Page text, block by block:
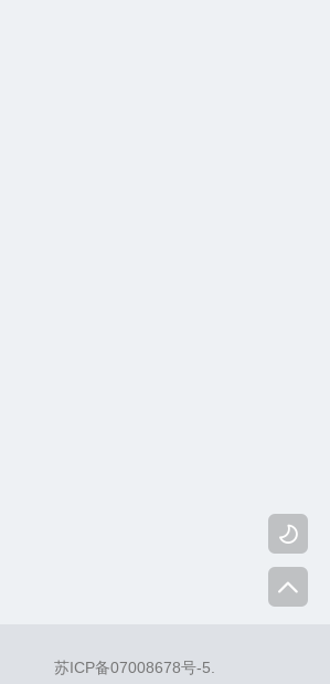


苏ICP备07008678号-5.